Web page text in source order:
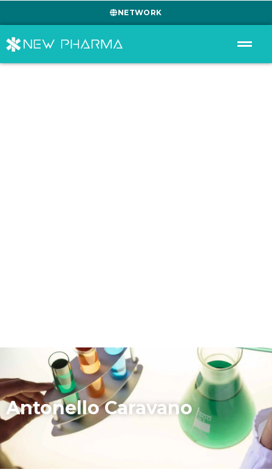
NETWORK
Antonello Caravano